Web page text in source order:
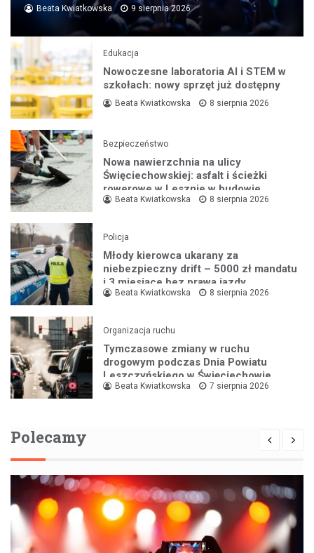
Beata Kwiatkowska 9 sierpnia 2026
Edukacja
Nowoczesne laboratoria AI i STEM w
szkołach: nowy sprzęt już dostępny
Beata Kwiatkowska 8 sierpnia 2026
Bezpieczeństwo
Nowa nawierzchnia na ulicy
Święciechowskiej: asfalt i ścieżki
rowerowe w Lesznie w budowie
Beata Kwiatkowska 8 sierpnia 2026
Policja
Młody kierowca ukarany za
niebezpieczny drift – 5000 zł mandatu
i 3 miesiące bez prawa jazdy
Beata Kwiatkowska 8 sierpnia 2026
Organizacja ruchu
Tymczasowe zmiany w ruchu
drogowym podczas Dnia Powiatu
Leszczyńskiego w Święciechowie
Beata Kwiatkowska 7 sierpnia 2026
Polecamy